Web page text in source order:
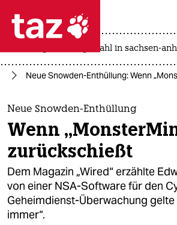
 taz zahl ich
taz zahl ich
themen
politik
öko
gesellschaft
kultur
landtagswahl in sachsen-
Neue Snowden-Enthüllung: Wenn
Neue Snowden-Enthüllung
Wenn
zurückschießt
Dem Magazin „Wired“ erzählte
von einer NSA-Software für den
Geheimdienst-Überwachung gelte
immer“.